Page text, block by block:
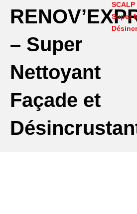
– Super
Nettoyant
Façade et
SCALP
Super